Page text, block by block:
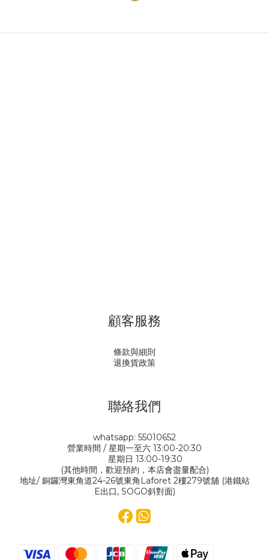
顧客服務
條款與細則
退換貨政策
聯絡我們
whatsapp: 55010652
營業時間 / 星期一至六 13:00-20:30
星期日 13:00-19:30
(其他時間，歡迎預約，本店會盡量配合)
地址/ 銅鑼灣東角道24-26號東角Laforet 2樓279號舖 (港鐵站
E出口, SOGO斜對面)